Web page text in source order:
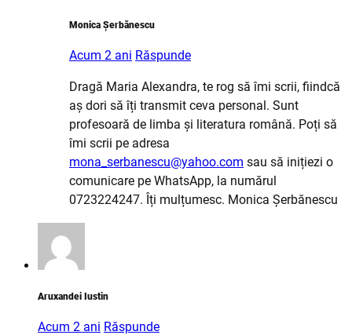
Monica Șerbănescu
Acum 2 ani Răspunde
Dragă Maria Alexandra, te rog să îmi scrii, fiindcă
aș dori să îți transmit ceva personal. Sunt
profesoară de limba și literatura română. Poți să
îmi scrii pe adresa
mona_serbanescu@yahoo.com sau să inițiezi o
comunicare pe WhatsApp, la numărul
0723224247. Îți mulțumesc. Monica Șerbănescu
Aruxandei Iustin
Acum 2 ani Răspunde